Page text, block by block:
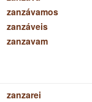
zanzávamos
zanzáveis
zanzavam
zanzarei